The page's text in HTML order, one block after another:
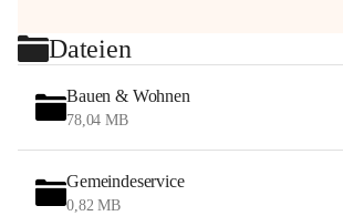
Dateien
Bauen & Wohnen
78,04 MB
Gemeindeservice
0,82 MB